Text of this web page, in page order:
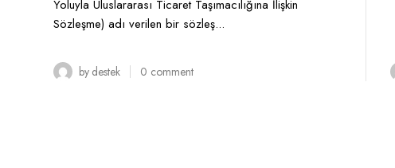
Yoluyla Uluslararası Ticaret Taşımacılığına İlişkin
Sözleşme) adı verilen bir sözleş...
by destek 0 comment